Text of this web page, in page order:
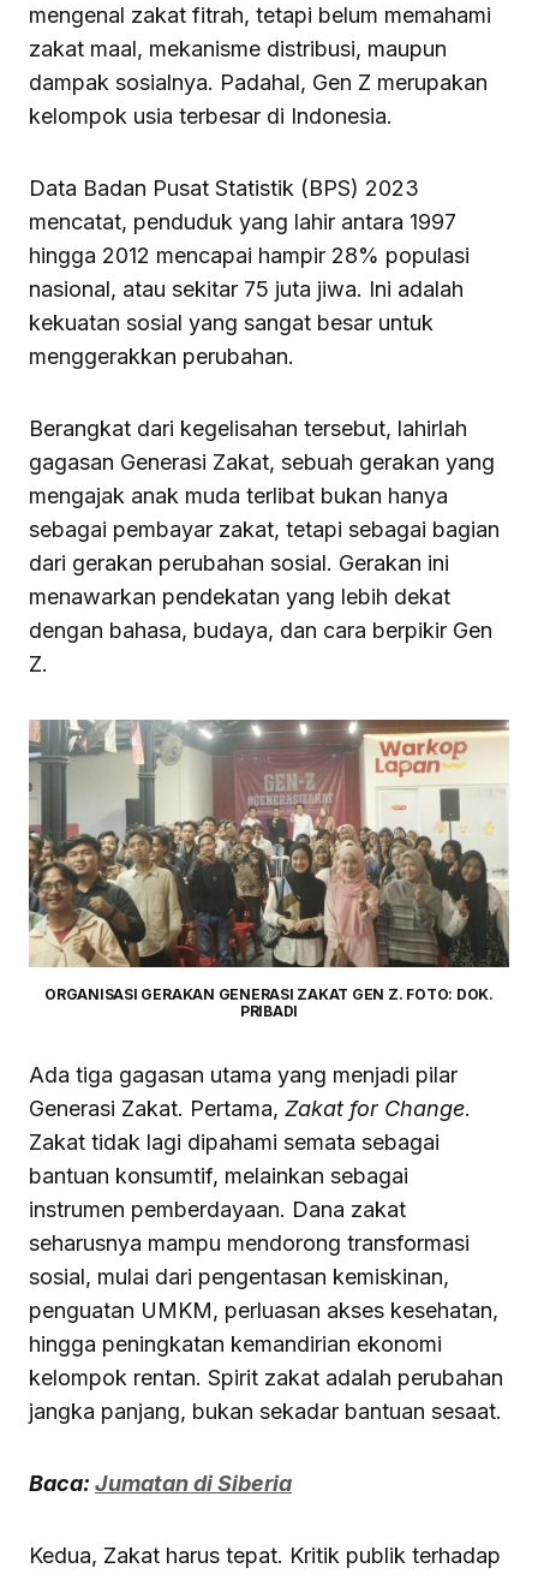
mengenal zakat fitrah, tetapi belum memahami
zakat maal, mekanisme distribusi, maupun
dampak sosialnya. Padahal, Gen Z merupakan
kelompok usia terbesar di Indonesia.
Data Badan Pusat Statistik (BPS) 2023
mencatat, penduduk yang lahir antara 1997
hingga 2012 mencapai hampir 28% populasi
nasional, atau sekitar 75 juta jiwa. Ini adalah
kekuatan sosial yang sangat besar untuk
menggerakkan perubahan.
Berangkat dari kegelisahan tersebut, lahirlah
gagasan Generasi Zakat, sebuah gerakan yang
mengajak anak muda terlibat bukan hanya
sebagai pembayar zakat, tetapi sebagai bagian
dari gerakan perubahan sosial. Gerakan ini
menawarkan pendekatan yang lebih dekat
dengan bahasa, budaya, dan cara berpikir Gen
Z.
ORGANISASI GERAKAN GENERASI ZAKAT GEN Z. FOTO: DOK.
PRIBADI
Ada tiga gagasan utama yang menjadi pilar
Generasi Zakat. Pertama, Zakat for Change.
Zakat tidak lagi dipahami semata sebagai
bantuan konsumtif, melainkan sebagai
instrumen pemberdayaan. Dana zakat
seharusnya mampu mendorong transformasi
sosial, mulai dari pengentasan kemiskinan,
penguatan UMKM, perluasan akses kesehatan,
hingga peningkatan kemandirian ekonomi
kelompok rentan. Spirit zakat adalah perubahan
jangka panjang, bukan sekadar bantuan sesaat.
Baca: Jumatan di Siberia
Kedua, Zakat harus tepat. Kritik publik terhadap